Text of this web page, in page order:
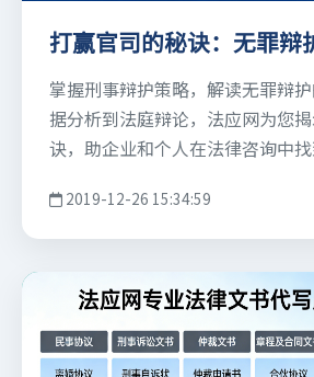
打赢官司的秘诀：无罪辩
掌握刑事辩护策略，解读无罪辩
据分析到法庭辩论，法应网为您
诀，助企业和个人在法律咨询中找
2019-12-26 15:34:59